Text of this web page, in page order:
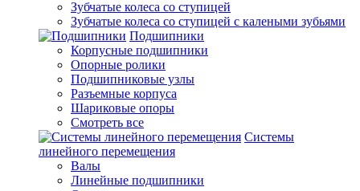
Зубчатые колеса со ступицей
Зубчатые колеса со ступицей с калеными зубьями
Подшипники
Корпусные подшипники
Опорные ролики
Подшипниковые узлы
Разъемные корпуса
Шариковые опоры
Смотреть все
Системы
линейного перемещения
Валы
Линейные подшипники